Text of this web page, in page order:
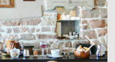
Fassade, den
werden Sie einen
mit einer schönen